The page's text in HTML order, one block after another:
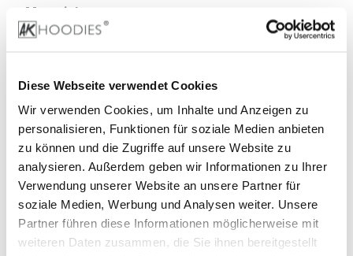
Diese Webseite verwendet Cookies
Wir verwenden Cookies, um Inhalte und Anzeigen zu
personalisieren, Funktionen für soziale Medien anbieten
zu können und die Zugriffe auf unsere Website zu
analysieren. Außerdem geben wir Informationen zu Ihrer
Verwendung unserer Website an unsere Partner für
soziale Medien, Werbung und Analysen weiter. Unsere
Partner führen diese Informationen möglicherweise mit
weiteren Daten zusammen, die Sie ihnen bereitgestellt
Material
99% Baumwolle, 1% Viskose (Heather Grey)
Stoffgewicht:185 g/m²
Zertifizierungen:
Vegan, faire Arbeitsbedingungen, REACH, Oeko-
Tex 100